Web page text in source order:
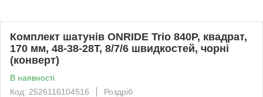
Комплект шатунів ONRIDE Trio 840P, квадрат,
170 мм, 48-38-28T, 8/7/6 швидкостей, чорні
(конверт)
В наявності
Код: 2526116104516
Роздріб